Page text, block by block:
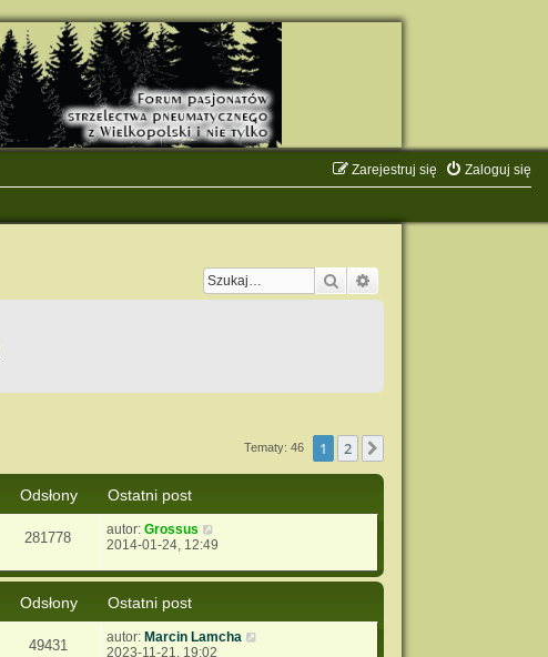
Zaloguj się
Zarejestruj się
Szukaj
Tematy: 46 1 2
Odsłony
Ostatni post
281778 autor:Grossus
2014-01-24, 12:49
Odsłony
Ostatni post
49431 autor:Marcin Lamcha
2023-11-21, 19:02